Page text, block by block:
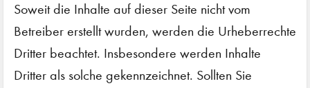
Soweit die Inhalte auf dieser Seite nicht vom
Betreiber erstellt wurden, werden die Urheberrechte
Dritter beachtet. Insbesondere werden Inhalte
Dritter als solche gekennzeichnet. Sollten Sie